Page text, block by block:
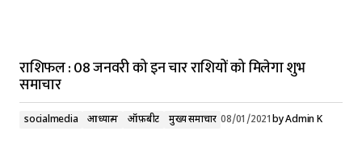
राशिफल : 08 जनवरी को इन चार राशियों को मिलेगा शुभ
समाचार
socialmedia आध्यात्म ऑफ़बीट मुख्य समाचार 08/01/2021byAdmin K